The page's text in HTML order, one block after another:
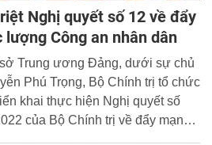
Nghị quyết số 12 về đẩy
Công an nhân dân
Trung ương Đảng, dưới sự chủ
Phú Trọng, Bộ Chính trị tổ chức
khai thực hiện Nghị quyết số
của Bộ Chính trị về đẩy mạnh